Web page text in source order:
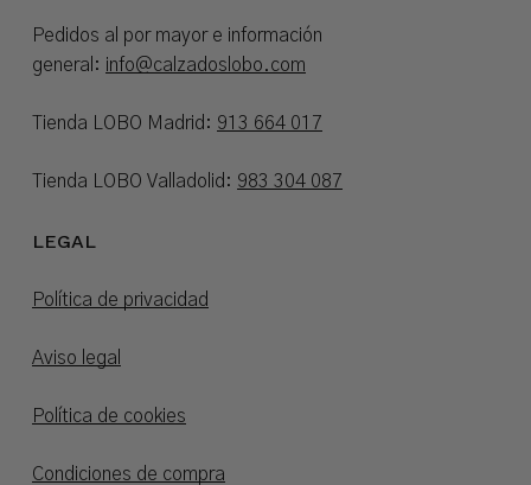
Pedidos al por mayor e información
general: info@calzadoslobo.com
Tienda LOBO Madrid: 913 664 017
Tienda LOBO Valladolid: 983 304 087
LEGAL
Política de privacidad
Aviso legal
Política de cookies
Condiciones de compra